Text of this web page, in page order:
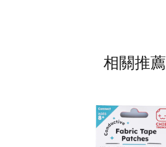
相關推薦